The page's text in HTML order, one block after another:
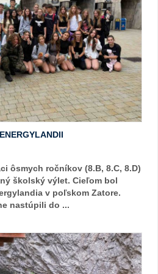
ôsmych ročníkov (8.B, 8.C, 8.D)
školský výlet. Cieľom bol
v poľskom Zatore.
nastúpili do ...